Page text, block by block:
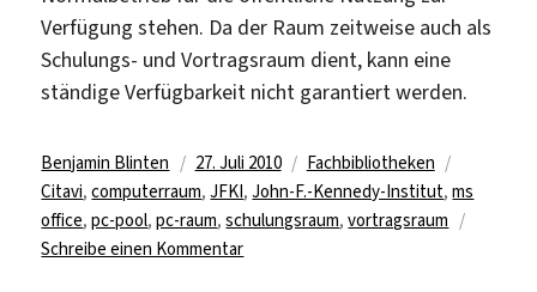
Verfügung stehen. Da der Raum zeitweise auch als
Schulungs- und Vortragsraum dient, kann eine
ständige Verfügbarkeit nicht garantiert werden.
Autor
Benjamin Blinten
Veröffentlicht
am
27. Juli 2010 Kategorien
Fachbibliotheken
Citavi,computerraum,JFKI,John-F.-Kennedy-Institut,ms
office,pc-pool,pc-raum,schulungsraum,vortragsraum
Schreibe einen Kommentarzu